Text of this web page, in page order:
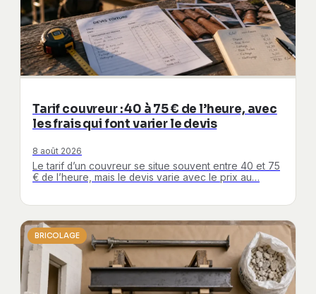
Tarif couvreur : 40 à 75 € de l’heure, avec
les frais qui font varier le devis
8 août 2026
Le tarif d’un couvreur se situe souvent entre 40 et 75
€ de l’heure, mais le devis varie avec le prix au…
BRICOLAGE